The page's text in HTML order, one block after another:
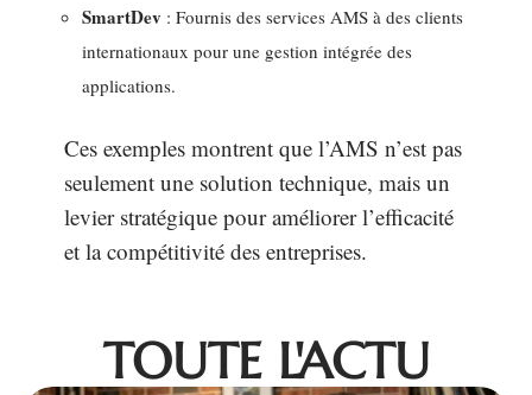
SmartDev : Fournis des services AMS à des clients
internationaux pour une gestion intégrée des
applications.
Ces exemples montrent que l’AMS n’est pas
seulement une solution technique, mais un
levier stratégique pour améliorer l’efficacité
et la compétitivité des entreprises.
TOUTE L'ACTU